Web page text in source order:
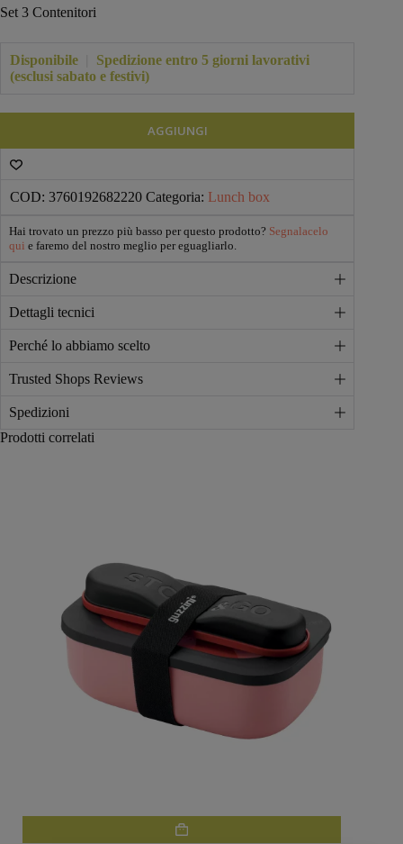
originale
attuale
Set 3 Contenitori
Disponibile
Spedizione entro 5 giorni lavorativi
(esclusi sabato e festivi)
AGGIUNGI
COD: 3760192682220 Categoria: Lunch box
Hai trovato un prezzo più basso per questo prodotto? Segnalacelo
qui e faremo del nostro meglio per eguagliarlo.
Descrizione
Dettagli tecnici
Perché lo abbiamo scelto
Trusted Shops Reviews
Spedizioni
Prodotti correlati